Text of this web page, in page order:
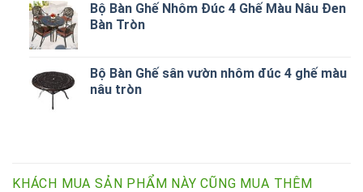
Bộ Bàn Ghế Nhôm Đúc 4 Ghế Màu Nâu Đen
Bàn Tròn
Bộ Bàn Ghế sân vườn nhôm đúc 4 ghế màu
nâu tròn
KHÁCH MUA SẢN PHẨM NÀY CŨNG MUA THÊM